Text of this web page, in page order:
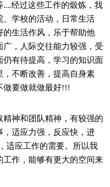
经过这些工作的煅炼，我
学校的活动，日常生活
的生活作风，乐于帮助他
广，人际交往能力较强，受
仍有待提高，学习的知识面
不断改善，提高自身素
做要做就做最好!!!
神和团队精神，有较强的
适应力强，反应快，进
适应工作的需要。所以我
作，能够有更大的空间来